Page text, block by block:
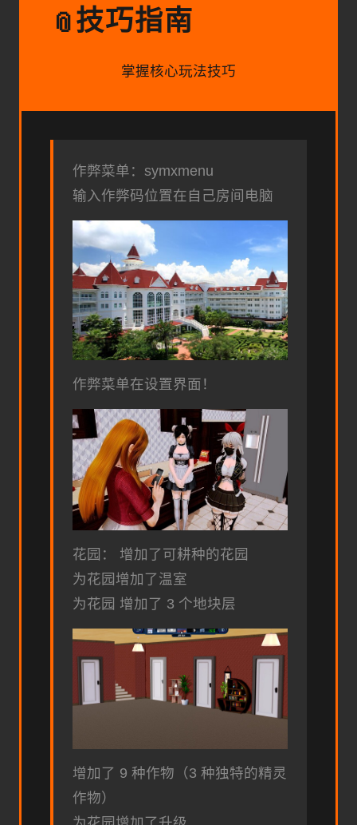
📎技巧指南
掌握核心玩法技巧
作弊菜单：symxmenu
输入作弊码位置在自己房间电脑
作弊菜单在设置界面！
花园： 增加了可耕种的花园
为花园增加了温室
为花园 增加了 3 个地块层
增加了 9 种作物（3 种独特的精灵
作物）